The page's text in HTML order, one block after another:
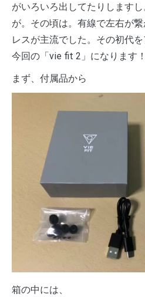
がいろいろ出してたりします
が。その頃は。有線で左右が
レスが主流でした。その初代
今回の「vie fit 2」になります！
まず、付属品から
箱の中には、